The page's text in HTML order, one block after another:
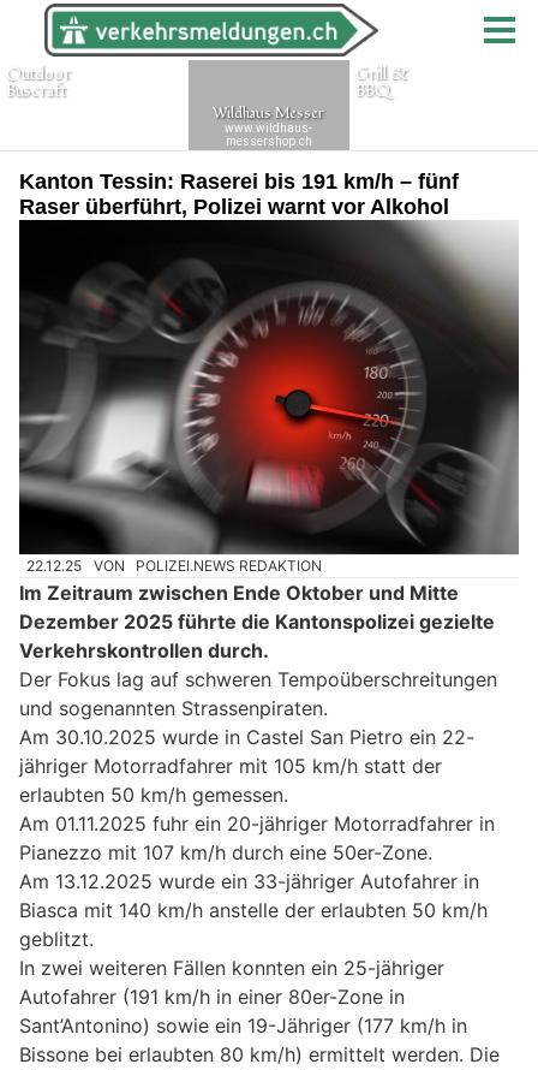
Kanton Tessin: Raserei bis 191 km/h – fünf
Raser überführt, Polizei warnt vor Alkohol
22.12.25 VON POLIZEI.NEWS REDAKTION
Im Zeitraum zwischen Ende Oktober und Mitte
Dezember 2025 führte die Kantonspolizei gezielte
Verkehrskontrollen durch.
Der Fokus lag auf schweren Tempoüberschreitungen
und sogenannten Strassenpiraten.
Am 30.10.2025 wurde in Castel San Pietro ein 22-
jähriger Motorradfahrer mit 105 km/h statt der
erlaubten 50 km/h gemessen.
Am 01.11.2025 fuhr ein 20-jähriger Motorradfahrer in
Pianezzo mit 107 km/h durch eine 50er-Zone.
Am 13.12.2025 wurde ein 33-jähriger Autofahrer in
Biasca mit 140 km/h anstelle der erlaubten 50 km/h
geblitzt.
In zwei weiteren Fällen konnten ein 25-jähriger
Autofahrer (191 km/h in einer 80er-Zone in
Sant’Antonino) sowie ein 19-Jähriger (177 km/h in
Bissone bei erlaubten 80 km/h) ermittelt werden. Die